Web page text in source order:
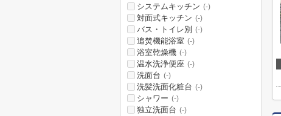
システムキッチン (-)
対面式キッチン (-)
バス・トイレ別 (-)
追焚機能浴室 (-)
浴室乾燥機 (-)
温水洗浄便座 (-)
洗面台 (-)
洗髪洗面化粧台 (-)
シャワー (-)
独立洗面台 (-)